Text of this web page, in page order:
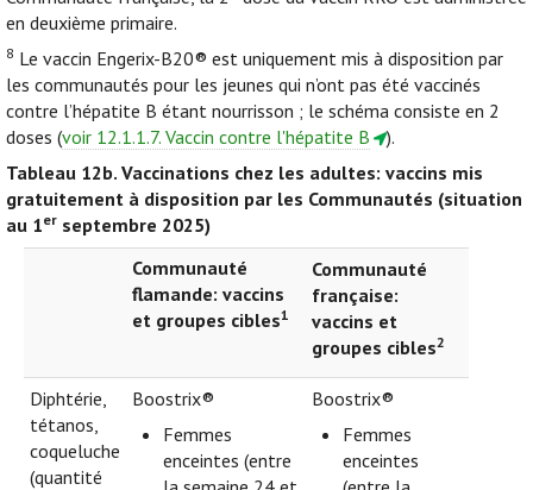
en deuxième primaire.
8 Le vaccin Engerix-B20® est uniquement mis à disposition par
les communautés pour les jeunes qui n’ont pas été vaccinés
contre l’hépatite B étant nourrisson ; le schéma consiste en 2
doses (voir 12.1.1.7. Vaccin contre l'hépatite B
).
Tableau 12b. Vaccinations chez les adultes: vaccins mis
gratuitement à disposition par les Communautés (situation
au 1er septembre 2025)
Communauté
flamande: vaccins
et groupes cibles1
Communauté
française:
vaccins et
groupes cibles2
Diphtérie,
tétanos,
coqueluche
(quantité
Boostrix®
Femmes
enceintes (entre
Boostrix®
Femmes
enceintes